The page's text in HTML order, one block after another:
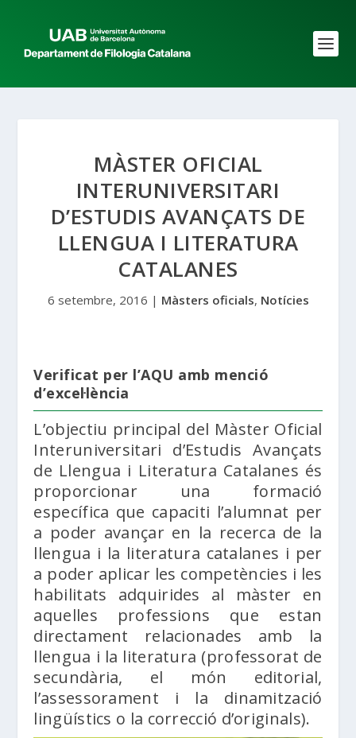
MÀSTER OFICIAL
INTERUNIVERSITARI
D’ESTUDIS AVANÇATS DE
LLENGUA I LITERATURA
CATALANES
6 setembre, 2016 | Màsters oficials, Notícies
Verificat per l’AQU amb menció
d’excel·lència
L’objectiu principal del Màster Oficial
Interuniversitari d’Estudis Avançats
de Llengua i Literatura Catalanes és
proporcionar una formació
específica que capaciti l’alumnat per
a poder avançar en la recerca de la
llengua i la literatura catalanes i per
a poder aplicar les competències i les
habilitats adquirides al màster en
aquelles professions que estan
directament relacionades amb la
llengua i la literatura (professorat de
secundària, el món editorial,
l’assessorament i la dinamització
lingüístics o la correcció d’originals).